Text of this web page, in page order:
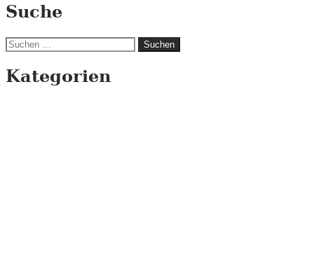
Suche
Suchen
Kategorien